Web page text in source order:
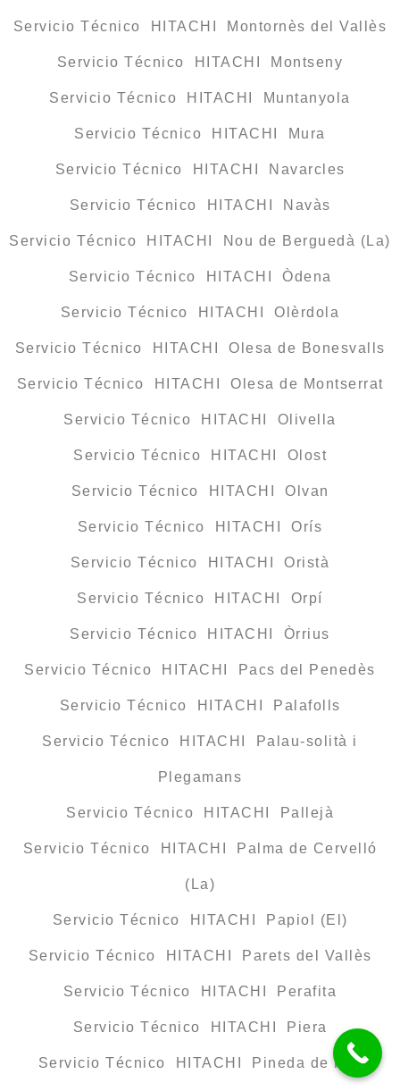
Servicio Técnico HITACHI Montornès del Vallès
Servicio Técnico HITACHI Montseny
Servicio Técnico HITACHI Muntanyola
Servicio Técnico HITACHI Mura
Servicio Técnico HITACHI Navarcles
Servicio Técnico HITACHI Navàs
Servicio Técnico HITACHI Nou de Berguedà (La)
Servicio Técnico HITACHI Òdena
Servicio Técnico HITACHI Olèrdola
Servicio Técnico HITACHI Olesa de Bonesvalls
Servicio Técnico HITACHI Olesa de Montserrat
Servicio Técnico HITACHI Olivella
Servicio Técnico HITACHI Olost
Servicio Técnico HITACHI Olvan
Servicio Técnico HITACHI Orís
Servicio Técnico HITACHI Oristà
Servicio Técnico HITACHI Orpí
Servicio Técnico HITACHI Òrrius
Servicio Técnico HITACHI Pacs del Penedès
Servicio Técnico HITACHI Palafolls
Servicio Técnico HITACHI Palau-solità i
Plegamans
Servicio Técnico HITACHI Pallejà
Servicio Técnico HITACHI Palma de Cervelló
(La)
Servicio Técnico HITACHI Papiol (El)
Servicio Técnico HITACHI Parets del Vallès
Servicio Técnico HITACHI Perafita
Servicio Técnico HITACHI Piera
Servicio Técnico HITACHI Pineda de Mar